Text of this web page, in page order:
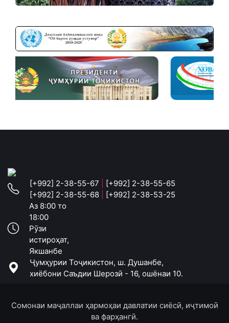
[+992] 2-38-55-67
[+992] 2-38-55-65
[+992] 2-38-55-68
[+992] 2-38-53-25
Аз 8:00 то
18:00
Рӯзи
истироҳат,
Якшанбе
Ҷумҳурии Тоҷикистон, ш. Душанбе,
хиёбони Саъдии Шерозӣ - 16, ошёнаи 10.
Сомонаи маҷаллаи ҳармоҳаи давлатии сиёсӣ, иҷтимоӣ
ва фарҳангӣ.